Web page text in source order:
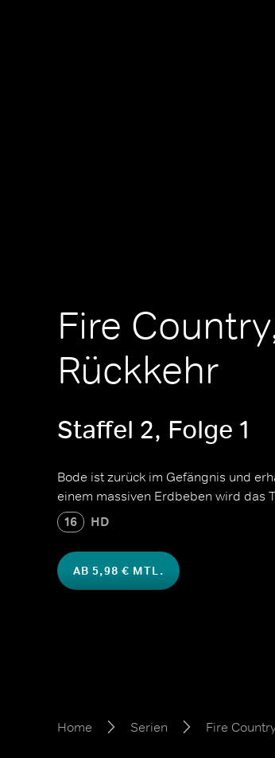
Fire
Rückkehr
Staffel 2, Folge 1
Bode ist zurück im Gefängnis und
einem massiven Erdbeben wird das
16 HD
AB 5,98 € MTL.
Home Serien Fire